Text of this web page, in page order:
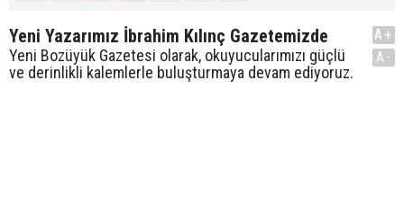
Yeni Yazarımız İbrahim Kılınç Gazetemizde
Yeni Bozüyük Gazetesi olarak, okuyucularımızı güçlü
ve derinlikli kalemlerle buluşturmaya devam ediyoruz.
A+
A-